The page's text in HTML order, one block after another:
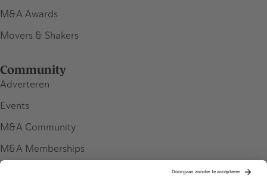
M&A Awards
Movers & Shakers
Community
Adverteren
Events
M&A Community
M&A Memberships